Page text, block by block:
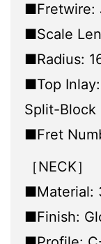
■Fretwire:
■Scale
■Radius:
■Top
Split-Block
■Fret
［NECK］
■Material:
■Finish: